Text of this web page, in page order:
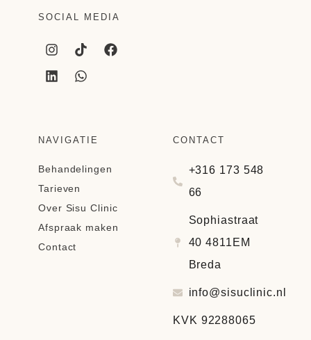
NAVIGATIE
Behandelingen
Tarieven
Over Sisu Clinic
Afspraak maken
Contact
CONTACT
+316 173 548
66
Sophiastraat
40 4811EM
Breda
info@sisuclinic.nl
KVK 92288065
SOCIAL MEDIA